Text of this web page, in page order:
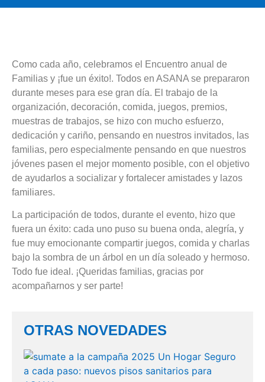
Como cada año, celebramos el Encuentro anual de
Familias y ¡fue un éxito!. Todos en ASANA se prepararon
durante meses para ese gran día. El trabajo de la
organización, decoración, comida, juegos, premios,
muestras de trabajos, se hizo con mucho esfuerzo,
dedicación y cariño, pensando en nuestros invitados, las
familias, pero especialmente pensando en que nuestros
jóvenes pasen el mejor momento posible, con el objetivo
de ayudarlos a socializar y fortalecer amistades y lazos
familiares.
La participación de todos, durante el evento, hizo que
fuera un éxito: cada uno puso su buena onda, alegría, y
fue muy emocionante compartir juegos, comida y charlas
bajo la sombra de un árbol en un día soleado y hermoso.
Todo fue ideal. ¡Queridas familias, gracias por
acompañarnos y ser parte!
OTRAS NOVEDADES